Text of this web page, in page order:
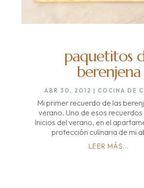
paquetitos
berenjena
ABR 30, 2012 |COCINA DE
Mi primer recuerdo de las
verano. Uno de esos
Inicios del verano, en el
protección culinaria de mi
LEER MÁS...